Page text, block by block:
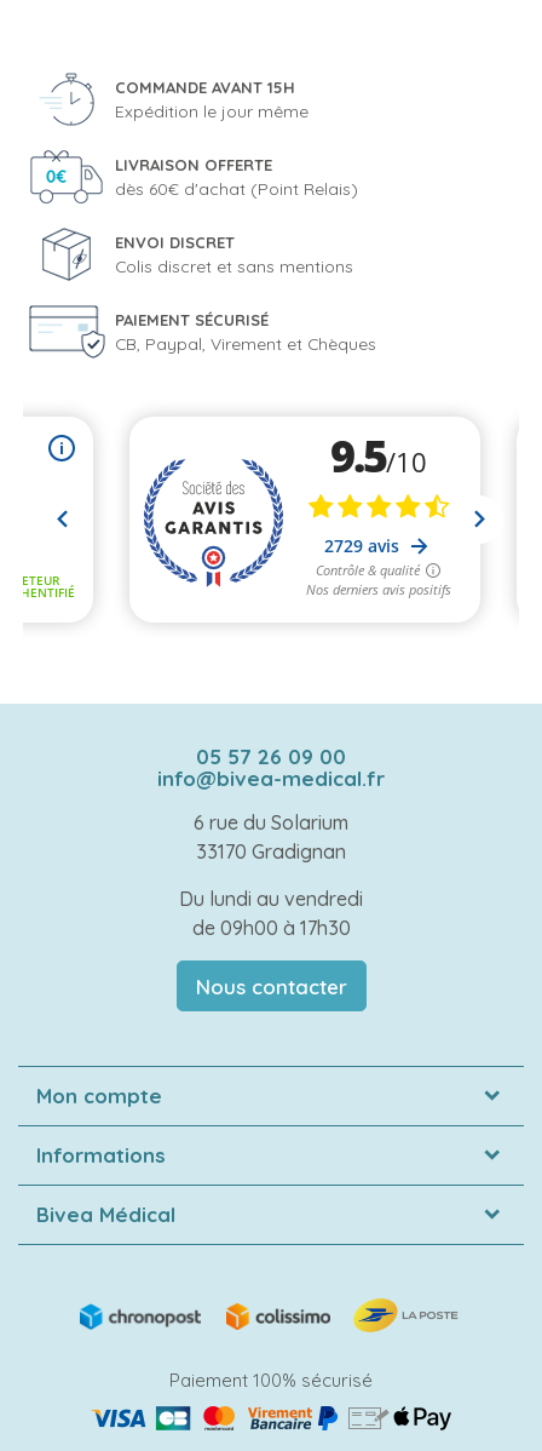
COMMANDE AVANT 15H
Expédition le jour même
LIVRAISON OFFERTE
dès 60€ d'achat (Point Relais)
ENVOI DISCRET
Colis discret et sans mentions
PAIEMENT SÉCURISÉ
CB, Paypal, Virement et Chèques
05 57 26 09 00
info@bivea-medical.fr
6 rue du Solarium
33170 Gradignan
Du lundi au vendredi
de 09h00 à 17h30
Nous contacter
Mon compte
Informations
Bivea Médical
Paiement 100% sécurisé